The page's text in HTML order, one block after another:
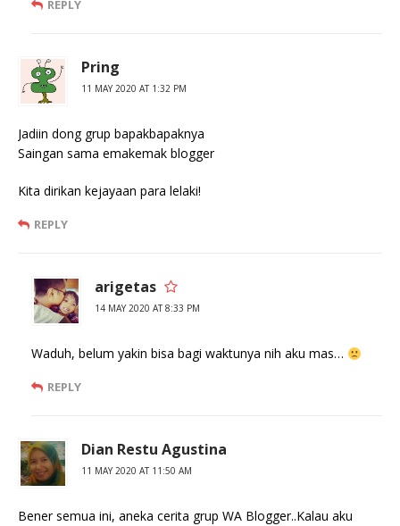
REPLY
Pring
11 MAY 2020 AT 1:32 PM
Jadiin dong grup bapakbapaknya
Saingan sama emakemak blogger
Kita dirikan kejayaan para lelaki!
REPLY
arigetas
14 MAY 2020 AT 8:33 PM
Waduh, belum yakin bisa bagi waktunya nih aku mas…
REPLY
Dian Restu Agustina
11 MAY 2020 AT 11:50 AM
Bener semua ini, aneka cerita grup WA Blogger..Kalau aku